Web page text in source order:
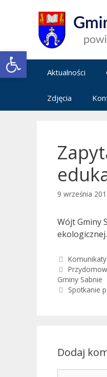
Open toolbar
Aktualności
Zdjęcia
9 września
Wójt Gminy
Kategorie
Komunikaty
Gminy Sabnie
Spotkanie
Dodaj